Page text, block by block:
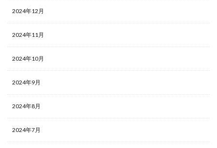
2024年12月
2024年11月
2024年10月
2024年9月
2024年8月
2024年7月